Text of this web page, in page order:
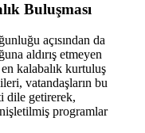
Buluşması
açısından da
aldırış etmeyen
kalabalık kurtuluş
vatandaşların bu
dile getirerek,
programlar